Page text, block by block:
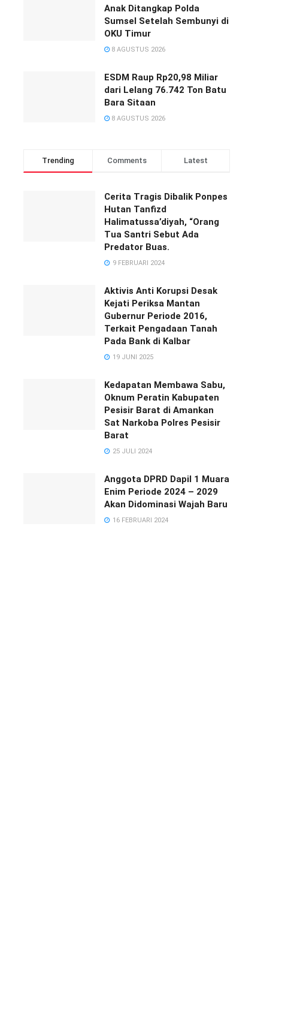
Anak Ditangkap Polda
Sumsel Setelah Sembunyi di
OKU Timur
8 AGUSTUS 2026
ESDM Raup Rp20,98 Miliar
dari Lelang 76.742 Ton Batu
Bara Sitaan
8 AGUSTUS 2026
Trending Comments Latest
Cerita Tragis Dibalik Ponpes
Hutan Tanfizd
Halimatussa’diyah, “Orang
Tua Santri Sebut Ada
Predator Buas.
9 FEBRUARI 2024
Aktivis Anti Korupsi Desak
Kejati Periksa Mantan
Gubernur Periode 2016,
Terkait Pengadaan Tanah
Pada Bank di Kalbar
19 JUNI 2025
Kedapatan Membawa Sabu,
Oknum Peratin Kabupaten
Pesisir Barat di Amankan
Sat Narkoba Polres Pesisir
Barat
25 JULI 2024
Anggota DPRD Dapil 1 Muara
Enim Periode 2024 – 2029
Akan Didominasi Wajah Baru
16 FEBRUARI 2024